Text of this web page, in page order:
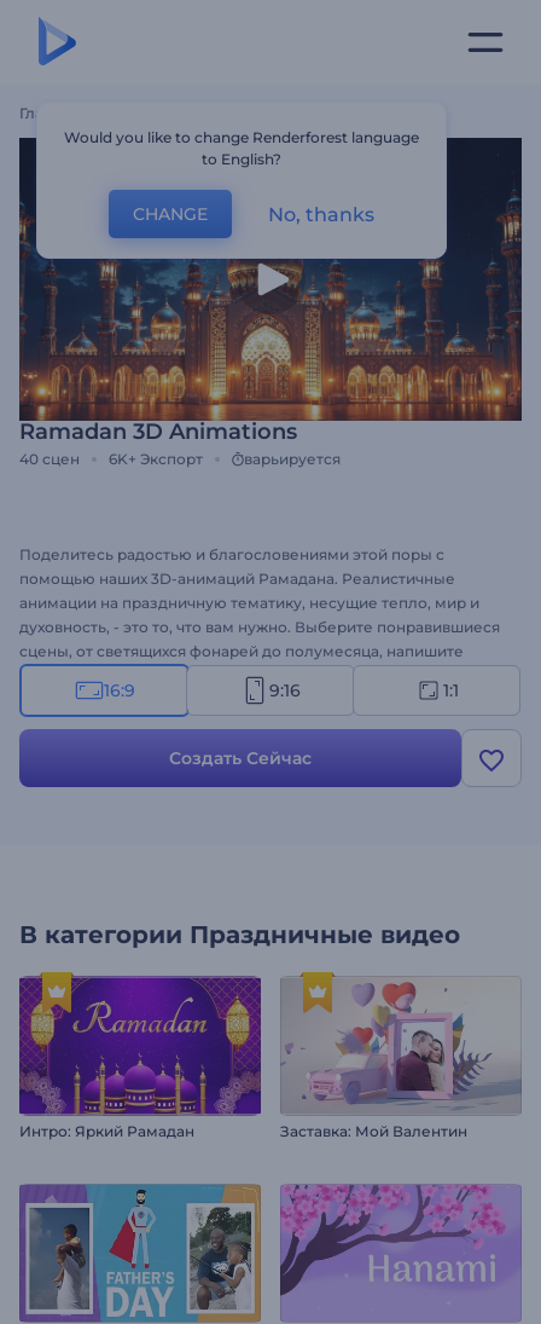
Главная
Ramadan 3D Animations
40 сцен 6K+ Экспорт варьируется
Поделитесь радостью и благословениями этой поры с
помощью наших 3D-анимаций Рамадана. Реалистичные
анимации на праздничную тематику, несущие тепло, мир и
духовность, - это то, что вам нужно. Выберите понравившиеся
сцены, от светящихся фонарей до полумесяца, напишите
поздравления и дополните видео красивой фоновой музыкой.
Идеально подходит для поздравительных видео, приглашений
роликов и многого другого. Создавайте прямо сейчас и
делитесь духом Рамадана!
16:9 9:16 1:1
Создать Сейчас
В категории Праздничные видео
Интро: Яркий Рамадан Заставка: Мой Валентин
Would you like to change Renderforest language
to English?
CHANGE No, thanks